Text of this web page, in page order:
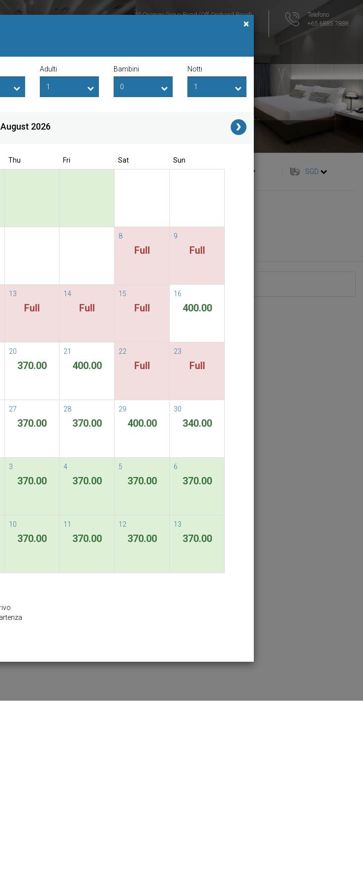
30 Orange Grove Road (Off Orchard Road)
Telefono
+65 6885 7888
the exclusive special rate
italiano SGD
ci sono camere disponibili per il periodo di soggiorno indicato.
×
Adulti Bambini Notti
August 2026
Thu Fri Sat Sun
8
Full
9
Full
13
Full
14
Full
15
Full
16
400.00
20
370.00
21
400.00
22
Full
23
Full
27
370.00
28
370.00
29
400.00
30
340.00
3
370.00
4
370.00
5
370.00
6
370.00
10
370.00
11
370.00
12
370.00
13
370.00